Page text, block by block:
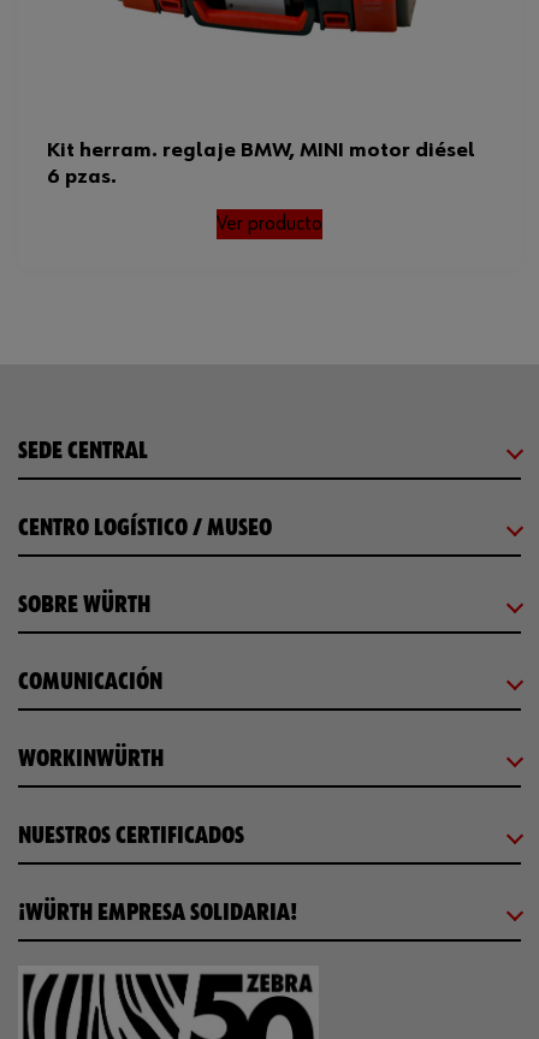
Kit herram. reglaje BMW, MINI motor diésel
6 pzas.
Ver producto
SEDE CENTRAL
CENTRO LOGÍSTICO / MUSEO
SOBRE WÜRTH
COMUNICACIÓN
WORKINWÜRTH
NUESTROS CERTIFICADOS
¡WÜRTH EMPRESA SOLIDARIA!